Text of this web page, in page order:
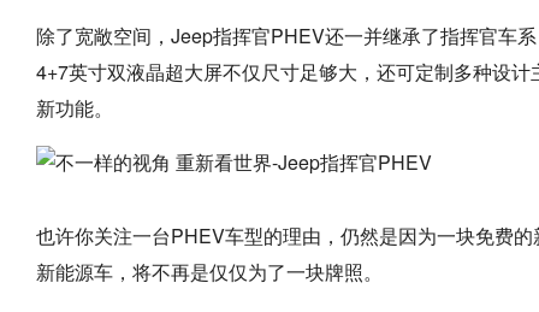
除了宽敞空间，Jeep指挥官PHEV还一并继承了指挥官车
4+7英寸双液晶超大屏不仅尺寸足够大，还可定制多种设
新功能。
也许你关注一台PHEV车型的理由，仍然是因为一块免费
新能源车，将不再是仅仅为了一块牌照。